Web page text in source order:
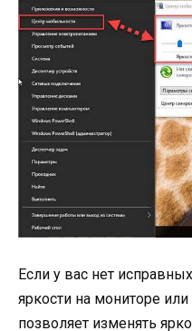
Если у вас нет
яркости на мониторе
позволяет изменять